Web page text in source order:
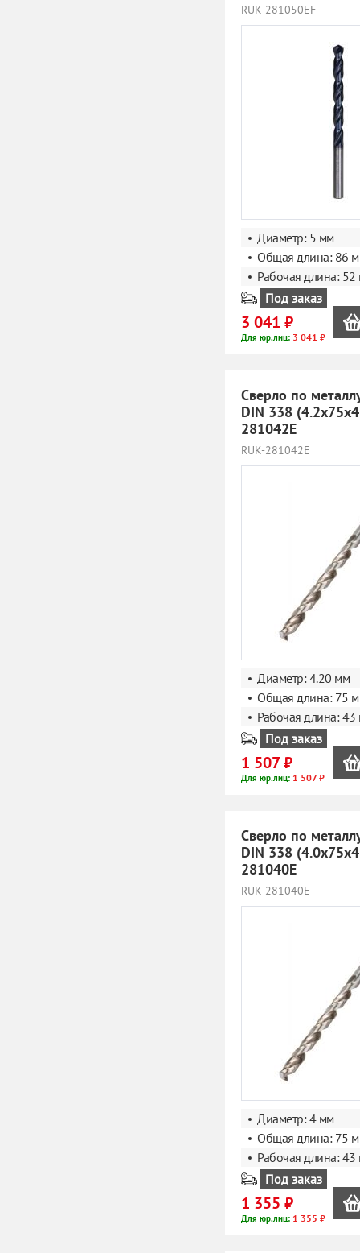
RUK-281050EF
Диаметр: 5 мм
Общая длина: 86
Рабочая длина:
Под заказ
3 041 ₽
Для юр.лиц: 3 041 ₽
Сверло по
DIN 338
281042E
RUK-281042E
Диаметр: 4.20 мм
Общая длина: 75
Рабочая длина:
Под заказ
1 507 ₽
Для юр.лиц: 1 507 ₽
Сверло по
DIN 338
281040E
RUK-281040E
Диаметр: 4 мм
Общая длина: 75
Рабочая длина:
Под заказ
1 355 ₽
Для юр.лиц: 1 355 ₽